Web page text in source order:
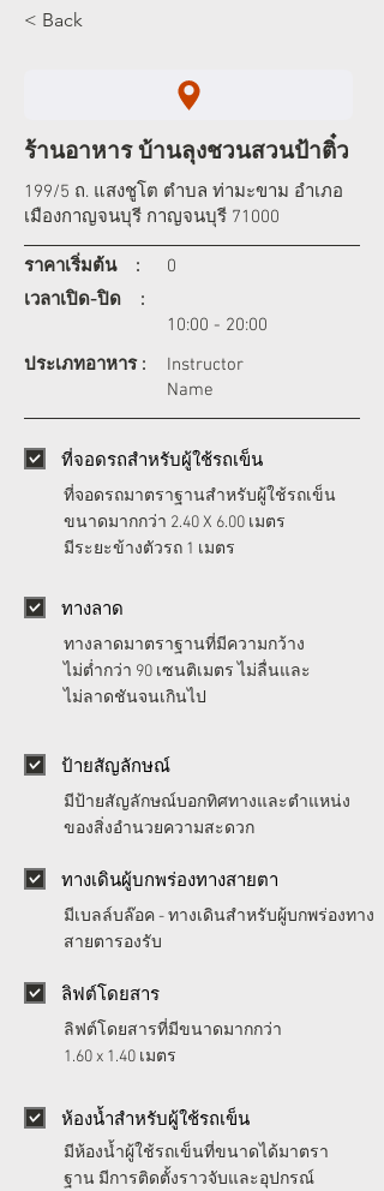
< Back
ร้านอาหาร บ้านลุงชวนสวนป้าติ๋ว
199/5 ถ. แสงชูโต ตำบล ท่ามะขาม อำเภอ
เมืองกาญจนบุรี กาญจนบุรี 71000
ราคาเริ่มต้น :
0
เวลาเปิด-ปิด :
10:00 - 20:00
Instructor
Name
ประเภทอาหาร :
ที่จอดรถสำหรับผู้ใช้รถเข็น
ที่จอดรถมาตราฐานสำหรับผู้ใช้รถเข็น
ขนาดมากกว่า 2.40 X 6.00 เมตร
มีระยะข้างตัวรถ 1 เมตร
ทางลาด
ทางลาดมาตราฐานที่มีความกว้าง
ไม่ต่ำกว่า 90 เซนติเมตร ไม่ลื่นและ
ไม่ลาดชันจนเกินไป
ป้ายสัญลักษณ์
มีป้ายสัญลักษณ์บอกทิศทางและตำแหน่ง
ของสิ่งอำนวยความสะดวก
ทางเดินผู้บกพร่องทางสายตา
มีเบลล์บล๊อค - ทางเดินสำหรับผู้บกพร่องทาง
สายตารองรับ
ลิฟต์โดยสาร
ลิฟต์โดยสารที่มีขนาดมากกว่า
1.60 x 1.40 เมตร
ห้องน้ำสำหรับผู้ใช้รถเข็น
มีห้องน้ำผู้ใช้รถเข็นที่ขนาดได้มาตรา
ฐาน มีการติดตั้งราวจับและอุปกรณ์